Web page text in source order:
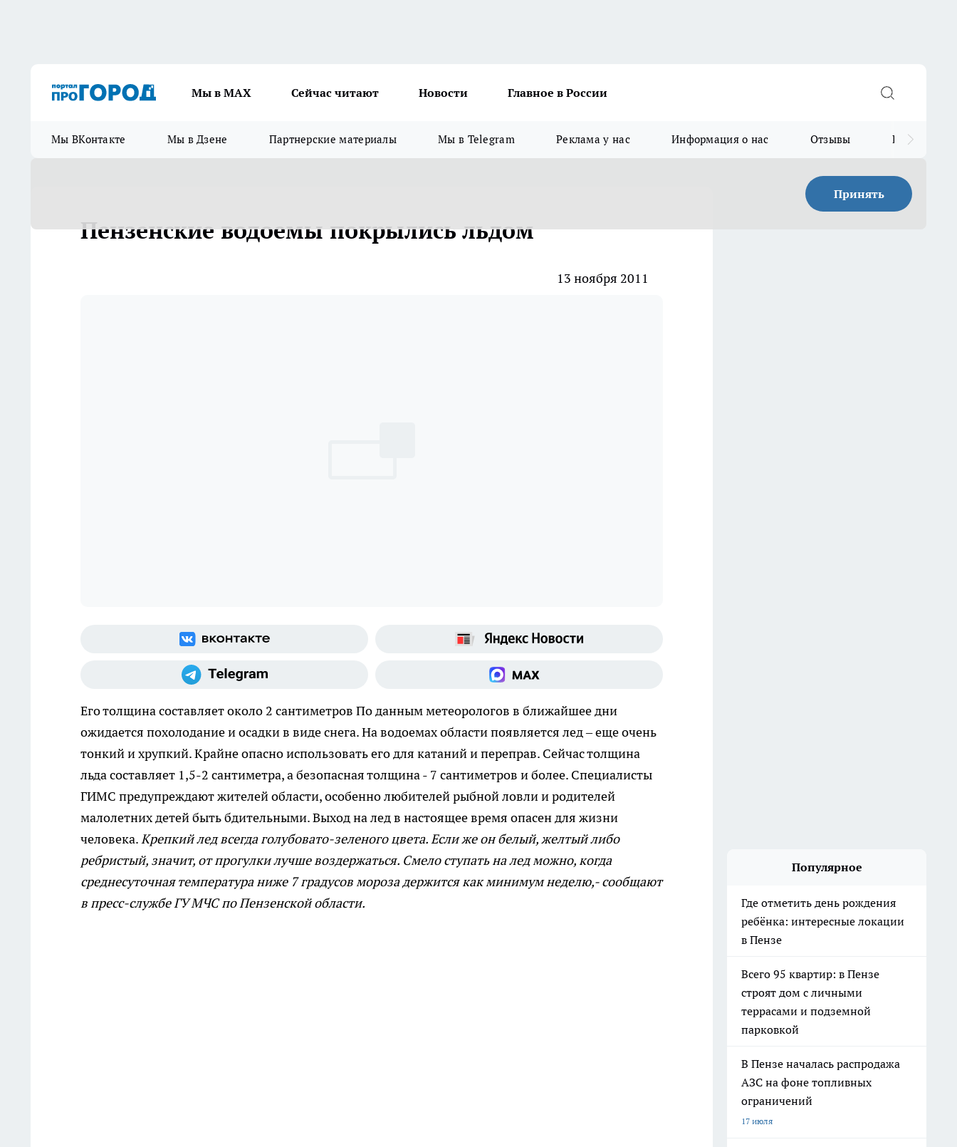
Мы в МАХ Сейчас читают Новости Главное в России
Мы ВКонтакте Мы в Дзене Партнерские материалы Мы в Telegram Реклама у нас Информация о нас Отзывы Прайс для
Принять
Пензенские водоемы покрылись льдом
13 ноября 2011
Его толщина составляет около 2 сантиметров По данным метеорологов в ближайшее дни
ожидается похолодание и осадки в виде снега. На водоемах области появляется лед – еще очень
тонкий и хрупкий. Крайне опасно использовать его для катаний и переправ. Сейчас толщина
льда составляет 1,5-2 сантиметра, а безопасная толщина - 7 сантиметров и более. Специалисты
ГИМС предупреждают жителей области, особенно любителей рыбной ловли и родителей
малолетних детей быть бдительными. Выход на лед в настоящее время опасен для жизни
человека.Крепкий лед всегда голубовато-зеленого цвета. Если же он белый, желтый либо
ребристый, значит, от прогулки лучше воздержаться. Смело ступать на лед можно, когда
среднесуточная температура ниже 7 градусов мороза держится как минимум неделю,- сообщают
в пресс-службе ГУ МЧС по Пензенской области.
Популярное
Где отметить день рождения
ребёнка: интересные локации
в Пензе
Всего 95 квартир: в Пензе
строят дом с личными
террасами и подземной
парковкой
В Пензе началась распродажа
АЗС на фоне топливных
ограничений
17 июля